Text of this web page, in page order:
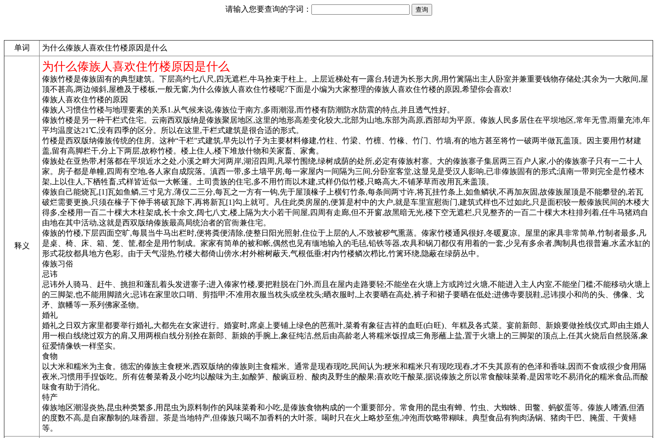
请输入您要查询的字词：
单词 为什么傣族人喜欢住竹楼原因是什么
释义
为什么傣族人喜欢住竹楼原因是什么
傣族竹楼是傣族固有的典型建筑。下层高约七八尺,四无遮栏,牛马拴束于柱上。上层近梯处有一露台,转进为长形大房,用竹篱隔出主人卧室并兼重要钱物存储处;其余为一大敞间,屋
顶不甚高,两边倾斜,屋檐及于楼板,一般无窗,为什么傣族人喜欢住竹楼呢?下面是小编为大家整理的傣族人喜欢住竹楼的原因,希望你会喜欢!
傣族人喜欢住竹楼的原因
傣族人习惯住竹楼与地理要素的关系1.从气候来说,傣族位于南方,多雨潮湿,而竹楼有防潮防水防震的特点,并且透气性好。
傣族竹楼是另一种干栏式住宅。云南西双版纳是傣族聚居地区,这里的地形高差变化较大,北部为山地,东部为高原,西部却为平原。傣族人民多居住在平坝地区,常年无雪,雨量充沛,年
平均温度达21℃,没有四季的区分。所以在这里,干栏式建筑是很合适的形式。
竹楼是西双版纳傣族传统的住房。这种“干栏"式建筑,早先以竹子为主要材料修建,竹柱、竹梁、竹檩、竹椽、竹门、竹墙,有的地方甚至将竹一破两半做瓦盖顶。因主要用竹材建
盖,留有高脚栏干,分上下两层,故称竹楼。楼上住人,楼下堆放什物和关家畜、家禽。
傣族处在亚热带,村落都在平坝近水之处,小溪之畔大河两岸,湖沼四周,凡翠竹围绕,绿树成荫的处所,必定有傣族村寨。大的傣族寨子集居两三百户人家,小的傣族寨子只有一二十人
家。房子都是单幢,四周有空地,各人家自成院落。滇西一带,多土墙平房,每一家屋内一间隔为三间,分卧室客堂,这显见是受汉人影响,已非傣族固有的形式;滇南一带则完全是竹楼木
架,上以住人,下栖牲畜,式样皆近似一大帐篷。土司贵族的住宅,多不用竹而以木建,式样仍似竹楼,只略高大,不铺茅草而改用瓦来盖顶。
傣族自己能烧瓦,[1]瓦如鱼鳞,三寸见方,薄仅二三分,每瓦之一方有一钩,先于屋顶椽子上横钉竹条,每条间两寸许,将瓦挂竹条上,如鱼鳞状,不再加灰固,故傣族屋顶是不能攀登的,若瓦
破烂需要更换,只须在椽子下伸手将破瓦除下,再将新瓦[1]勾上就可。凡住此类房屋的,便算是村中的大户,就是车里宣慰衙门,建筑式样也不过如此,只是面积较一般傣族民间的木楼大
得多,全楼用一百二十棵大木柱架成,长十余文,阔七八丈,楼上隔为大小若干间屋,四周有走廊,但不开窗,故黑暗无光,楼下空无遮栏,只见整齐的一百二十棵大木柱排列着,任牛马猪鸡自
由地在其中活动,这就是西双版纳傣族最高局统治者的官衙兼住宅。
傣族的竹楼,下层四面空旷,每晨当牛马出栏时,便将粪便清除,使整日阳光照射,住位于上层的人,不致被秽气熏蒸。傣家竹楼通风很好,冬暖夏凉。屋里的家具非常简单,竹制者最多,凡
是桌、椅、床、箱、笼、筐,都全是用竹制成。家家有简单的被和帐,偶然也见有缅地输入的毛毡,铅铁等器,农具和锅刀都仅有用着的一套,少见有多余者,陶制具也很普遍,水孟水缸的
形式花纹都具地方色彩。由于天气湿热,竹楼大都倚山傍水;村外榕树蔽天,气根低垂;村内竹楼鳞次栉比,竹篱环绕,隐蔽在绿荫丛中。
傣族习俗
忌讳
忌讳外人骑马、赶牛、挑担和蓬乱着头发进寨子;进入傣家竹楼,要把鞋脱在门外,而且在屋内走路要轻;不能坐在火塘上方或跨过火塘,不能进入主人内室,不能坐门槛;不能移动火塘上
的三脚架,也不能用脚踏火;忌讳在家里吹口哨、剪指甲;不准用衣服当枕头或坐枕头;晒衣服时,上衣要晒在高处,裤子和裙子要晒在低处;进佛寺要脱鞋,忌讳摸小和尚的头、佛像、戈
矛、旗幡等一系列佛家圣物。
婚礼
婚礼之日双方家里都要举行婚礼,大都先在女家进行。婚宴时,席桌上要铺上绿色的芭蕉叶,菜肴有象征吉祥的血旺(白旺)、年糕及各式菜。宴前新郎、新娘要做拴线仪式,即由主婚人
用一根白线绕过双方的肩,又用两根白线分别拴在新郎、新娘的手腕上,象征纯洁,然后由高龄老人将糯米饭捏成三角形蘸上盐,置于火塘上的三脚架的顶点上,任其火烧后自然脱落,象
征爱情像铁一样坚实。
食物
以大米和糯米为主食。德宏的傣族主食粳米,西双版纳的傣族则主食糯米。通常是现舂现吃,民间认为:粳米和糯米只有现吃现舂,才不失其原有的色泽和香味,因而不食或很少食用隔
夜米,习惯用手捏饭吃。所有佐餐菜肴及小吃均以酸味为主,如酸笋、酸豌豆粉、酸肉及野生的酸果;喜欢吃干酸菜,据说傣族之所以常食酸味菜肴,是因常吃不易消化的糯米食品,而酸
味食有助于消化。
特产
傣族地区潮湿炎热,昆虫种类繁多,用昆虫为原料制作的风味菜肴和小吃,是傣族食物构成的一个重要部分。常食用的昆虫有蝉、竹虫、大蜘蛛、田鳖、蚂蚁蛋等。傣族人嗜酒,但酒
的度数不高,是自家酿制的,味香甜。茶是当地特产,但傣族只喝不加香料的大叶茶。喝时只在火上略炒至焦,冲泡而饮略带糊味。典型食品有狗肉汤锅、猪肉干巴、腌蛋、干黄鳝
等。